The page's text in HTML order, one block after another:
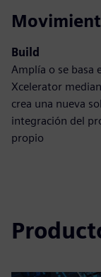
Build
Amplía o se basa
Xcelerator
crea una nueva
integración del
propio